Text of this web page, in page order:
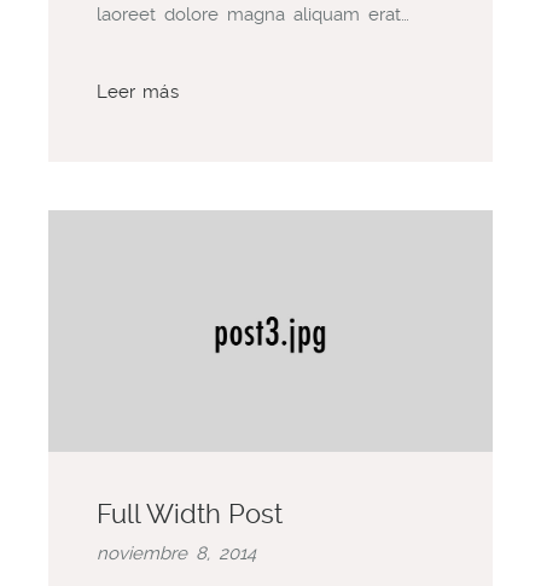
laoreet dolore magna aliquam erat…
Leer más
Full Width Post
noviembre 8, 2014